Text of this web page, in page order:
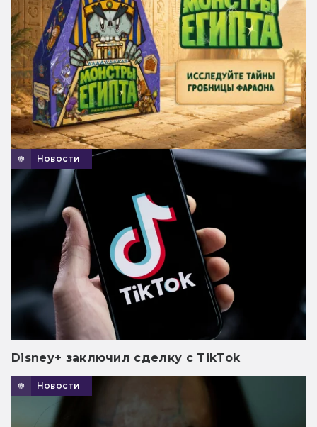
Новости
Disney+ заключил сделку с TikTok
Новости